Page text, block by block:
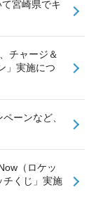
宮崎県でキ
チャージ＆
」実施につ
ーンなど、
（ロケッ
チくじ」実施